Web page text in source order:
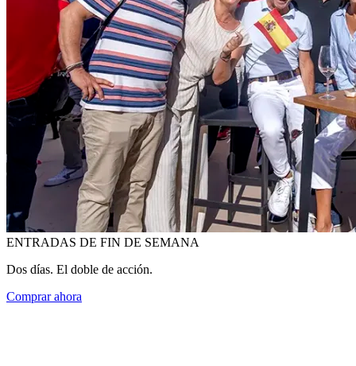
ENTRADAS DE FIN DE SEMANA
Dos días. El doble de acción.
Comprar ahora